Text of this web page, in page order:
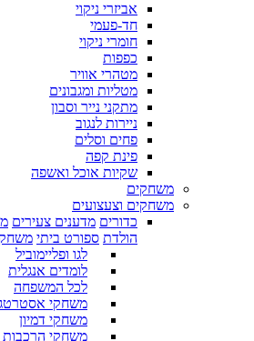
אביזרי ניקוי
חד-פעמי
חומרי ניקוי
כפפות
מטהרי אוויר
מטליות ומגבונים
מתקני נייר וסבון
ניירות לנגוב
פחים וסלים
פינת קפה
שקיות אוכל ואשפה
משחקים
משחקים וצעצועים
כדורים מדענים צעירים
הולדת ספורט ביתי
לגו ופליימוביל
לומדים אנגלית
לכל המשפחה
משחקי
משחקי דמיון
משחקי הרכבות